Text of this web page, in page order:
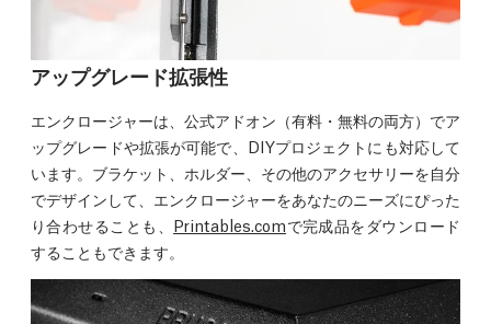
アップグレード拡張性
エンクロージャーは、公式アドオン（有料・無料の両方）でア
ップグレードや拡張が可能で、DIYプロジェクトにも対応して
います。ブラケット、ホルダー、その他のアクセサリーを自分
でデザインして、エンクロージャーをあなたのニーズにぴった
り合わせることも、 Printables.comで完成品をダウンロード
することもできます。